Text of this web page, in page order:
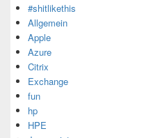
#shitlikethis
Allgemein
Apple
Azure
Citrix
Exchange
fun
hp
HPE